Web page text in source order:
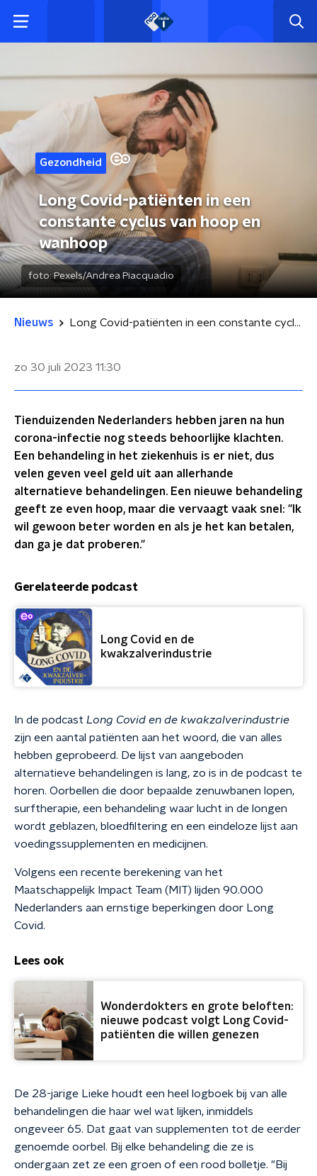
Gezondheid
Long Covid-patiënten in een
constante cyclus van hoop en
wanhoop
foto:Pexels/Andrea Piacquadio
Nieuws Long Covid-patiënten in een constante cyclus van hoop en wanhoop
zo 30 juli 2023 11:30
Tienduizenden Nederlanders hebben jaren na hun
corona-infectie nog steeds behoorlijke klachten.
Een behandeling in het ziekenhuis is er niet, dus
velen geven veel geld uit aan allerhande
alternatieve behandelingen. Een nieuwe behandeling
geeft ze even hoop, maar die vervaagt vaak snel: "Ik
wil gewoon beter worden en als je het kan betalen,
dan ga je dat proberen."
Gerelateerde podcast
Long Covid en de
kwakzalverindustrie
In de podcast Long Covid en de kwakzalverindustrie
zijn een aantal patiënten aan het woord, die van alles
hebben geprobeerd. De lijst van aangeboden
alternatieve behandelingen is lang, zo is in de podcast te
horen. Oorbellen die door bepaalde zenuwbanen lopen,
surftherapie, een behandeling waar lucht in de longen
wordt geblazen, bloedfiltering en een eindeloze lijst aan
voedingssupplementen en medicijnen.
Volgens een recente berekening van het
Maatschappelijk Impact Team (MIT) lijden 90.000
Nederlanders aan ernstige beperkingen door Long
Covid.
Lees ook
Wonderdokters en grote beloften:
nieuwe podcast volgt Long Covid-
patiënten die willen genezen
De 28-jarige Lieke houdt een heel logboek bij van alle
behandelingen die haar wel wat lijken, inmiddels
ongeveer 65. Dat gaat van supplementen tot de eerder
genoemde oorbel. Bij elke behandeling die ze is
ondergaan zet ze een groen of een rood bolletje. "Bij